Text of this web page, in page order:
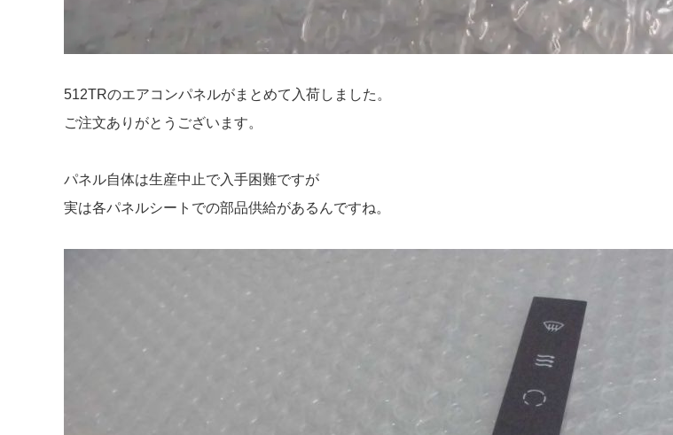
512TRのエアコンパネルがまとめて入荷しました。
ご注文ありがとうございます。
パネル自体は生産中止で入手困難ですが
実は各パネルシートでの部品供給があるんですね。